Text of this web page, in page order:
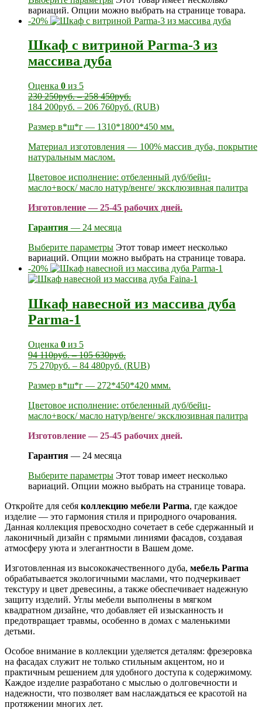
вариаций. Опции можно выбрать на странице товара.
-20%
Шкаф с витриной Parma-3 из
массива дуба
Оценка 0 из 5
230 250руб.–258 450руб.
184 200руб. – 206 760руб. (RUB)
Размер в*ш*г — 1310*1800*450 мм.
Материал изготовления — 100% массив дуба, покрытие
натуральным маслом.
Цветовое исполнение: отбеленный дуб/бейц-
масло+воск/ масло натур/венге/ эксклюзивная палитра
Изготовление — 25-45 рабочих дней.
Гарантия — 24 месяца
Выберите параметры Этот товар имеет несколько
вариаций. Опции можно выбрать на странице товара.
-20%
Шкаф навесной из массива дуба
Parma-1
Оценка 0 из 5
94 110руб.–105 630руб.
75 270руб. – 84 480руб. (RUB)
Размер в*ш*г — 272*450*420 ммм.
Цветовое исполнение: отбеленный дуб/бейц-
масло+воск/ масло натур/венге/ эксклюзивная палитра
Изготовление — 25-45 рабочих дней.
Гарантия — 24 месяца
Выберите параметры Этот товар имеет несколько
вариаций. Опции можно выбрать на странице товара.
Откройте для себя коллекцию мебели Parma, где каждое
изделие — это гармония стиля и природного очарования.
Данная коллекция превосходно сочетает в себе сдержанный и
лаконичный дизайн с прямыми линиями фасадов, создавая
атмосферу уюта и элегантности в Вашем доме.
Изготовленная из высококачественного дуба, мебель Parma
обрабатывается экологичными маслами, что подчеркивает
текстуру и цвет древесины, а также обеспечивает надежную
защиту изделий. Углы мебели выполнены в мягком
квадратном дизайне, что добавляет ей изысканность и
предотвращает травмы, особенно в домах с маленькими
детьми.
Особое внимание в коллекции уделяется деталям: фрезеровка
на фасадах служит не только стильным акцентом, но и
практичным решением для удобного доступа к содержимому.
Каждое изделие разработано с мыслью о долговечности и
надежности, что позволяет вам наслаждаться ее красотой на
протяжении многих лет.